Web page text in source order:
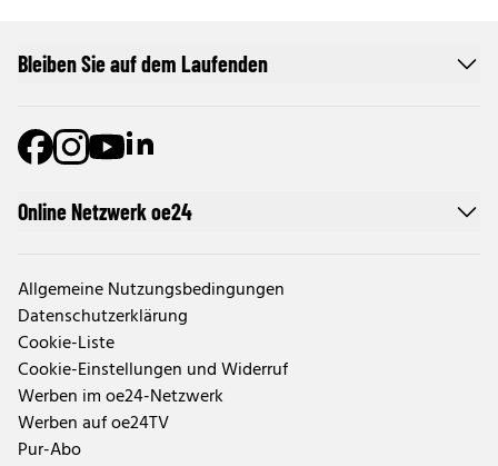
Online Netzwerk oe24
Allgemeine Nutzungsbedingungen
Datenschutzerklärung
Cookie-Liste
Cookie-Einstellungen und Widerruf
Werben im oe24-Netzwerk
Werben auf oe24TV
Pur-Abo
Bleiben Sie auf dem Laufenden